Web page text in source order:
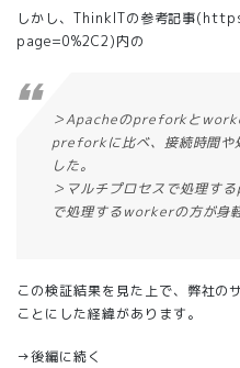
しかし、ThinkITの参考記事(
page=0%2C2)内の
＞Apacheのpreforkと
preforkに比べ、接続時間や
した。
＞マルチプロセスで処理す
で処理するworkerの方が身
この検証結果を見た上で、弊社
ことにした経緯があります。
→後編に続く